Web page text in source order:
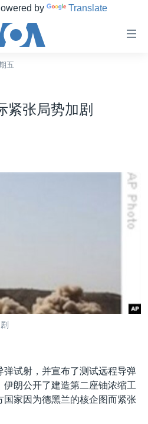
by Translate
五
紧张局势加剧
试射，并宣布了测试远程导弹
朗公开了建造第二座铀浓缩工
家因为德黑兰的核企图而紧张